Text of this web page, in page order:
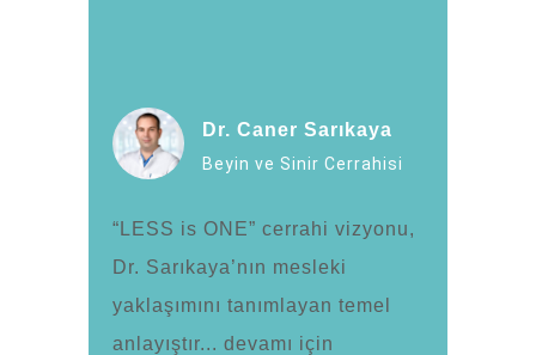
Dr. Caner Sarıkaya
Beyin ve Sinir Cerrahisi
“LESS is ONE” cerrahi vizyonu,
Dr. Sarıkaya’nın mesleki
yaklaşımını tanımlayan temel
anlayıştır... devamı için